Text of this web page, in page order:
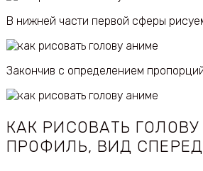
В нижней части первой сферы
Закончив с определением
КАК РИСОВАТЬ
ПРОФИЛЬ, ВИД